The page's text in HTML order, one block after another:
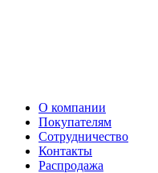
О компании
Покупателям
Сотрудничество
Контакты
Распродажа